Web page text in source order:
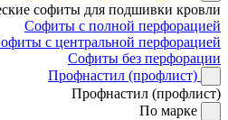
софиты для подшивки кровли
Софиты с полной перфорацией
с центральной перфорацией
Софиты без перфорации
Профнастил (профлист)
Профнастил (профлист)
По марке